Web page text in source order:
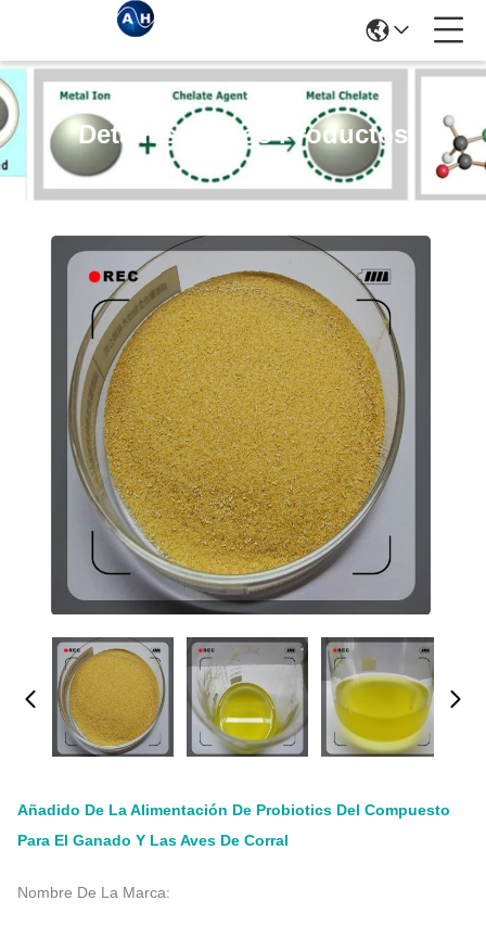
Detalles De Los Productos
Añadido De La Alimentación De Probiotics Del Compuesto
Para El Ganado Y Las Aves De Corral
Nombre De La Marca: